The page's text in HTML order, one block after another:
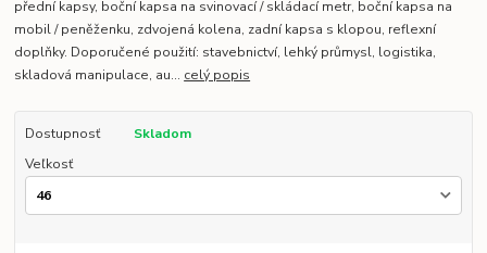
přední kapsy, boční kapsa na svinovací / skládací metr, boční kapsa na
mobil / peněženku, zdvojená kolena, zadní kapsa s klopou, reflexní
doplňky. Doporučené použití: stavebnictví, lehký průmysl, logistika,
skladová manipulace, au... celý popis
Dostupnosť
Skladom
Veľkosť